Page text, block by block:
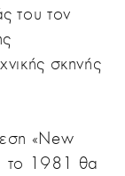
του τον
σκηνής
«New
το 1981 θα